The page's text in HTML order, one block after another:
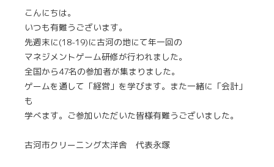
こんにちは。
いつも有難うございます。
先週末に(18-19)に古河の地にて年一回の
マネジメントゲーム研修が行われました。
全国から47名の参加者が集まりました。
ゲームを通して「経営」を学びます。また一緒に「会計」
も
学べます。ご参加いただいた皆様有難うございました。
古河市クリーニング太洋舎 代表永塚